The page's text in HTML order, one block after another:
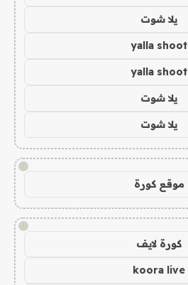
يلا شوت
yalla shoot
yalla shoot
يلا شوت
يلا شوت
!
موقع كورة
!
كورة لايف
koora live